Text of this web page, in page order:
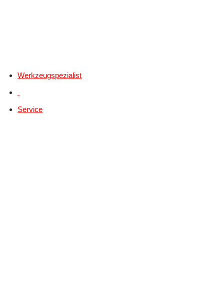
Werkzeugspezialist
Service